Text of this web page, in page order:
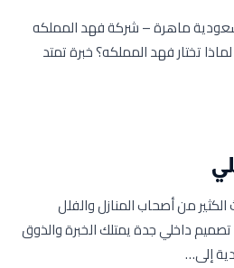
ماهرة – شركة فهد المملكه
تختار فهد المملكه؟ خبرة تمتد
من أصحاب المنازل والفلل
داخلي جدة يمتلك الخبرة والذوق
إلى…